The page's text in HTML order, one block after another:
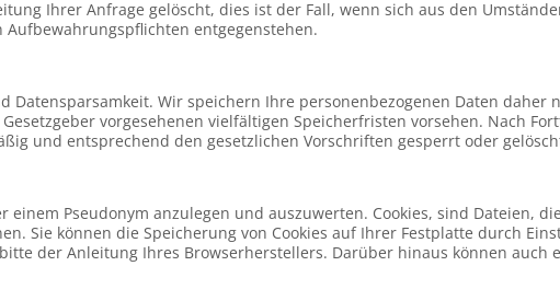
Ihrer Anfrage gelöscht, dies ist der Fall, wenn sich aus den
entgegenstehen.
Wir speichern Ihre personenbezogenen Daten daher
vorgesehenen vielfältigen Speicherfristen vorsehen. Nach
und entsprechend den gesetzlichen Vorschriften gesperrt oder
Pseudonym anzulegen und auszuwerten. Cookies, sind Dateien,
Sie können die Speicherung von Cookies auf Ihrer Festplatte durch
der Anleitung Ihres Browserherstellers. Darüber hinaus können auch